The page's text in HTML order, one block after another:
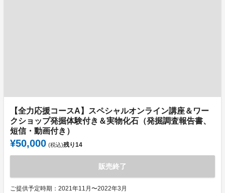
【全力応援コースA】スペシャルオンライン講座＆ワー
クショップ発掘体験付き＆実物化石（発掘調査報告書、
短信・動画付き）
¥50,000 (税込)残り14
販売終了
ご提供予定時期：2021年11月〜2022年3月